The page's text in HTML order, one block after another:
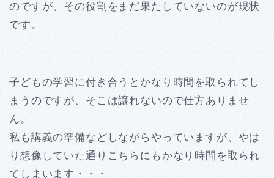
のですが、その役割をまだ果たしていないのが現状
です。
子どもの学習に付き合うとかなり時間を取られてし
まうのですが、そこは譲れないので仕方ありませ
ん。
私も講義の準備などしながらやっていますが、やは
り想像していた通りこちらにもかなり時間を取られ
てしまいます・・・